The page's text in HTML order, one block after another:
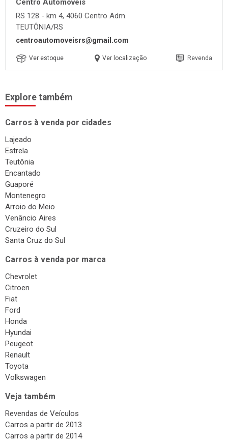
Ver estoque
Explore também
Estrela
Teutônia
Encantado
Guaporé
Montenegro
Arroio do Meio
Venâncio Aires
Cruzeiro do Sul
Santa Cruz do Sul
Carros à venda por marca
Chevrolet
Citroen
Fiat
Ford
Honda
Hyundai
Peugeot
Renault
Toyota
Volkswagen
Veja também
Revendas de Veículos
Carros a partir de 2013
Carros a partir de 2014
Carros a partir de 2015
Carros a partir de 2016
Carros a partir de 2017
Carros a partir de 2018
Carros a partir de 2019